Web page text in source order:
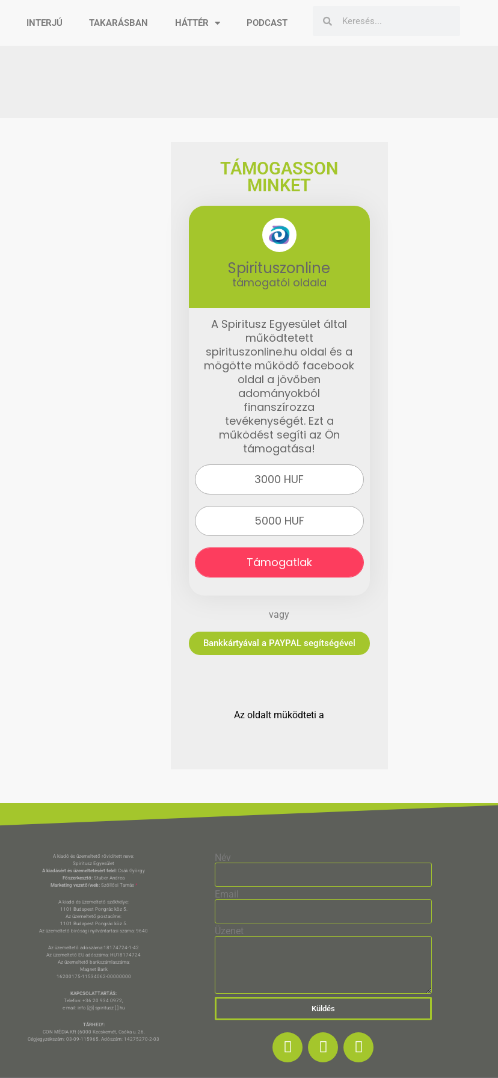
INTERJÚ TAKARÁSBAN HÁTTÉR PODCAST
TÁMOGASSON
MINKET
Spirituszonline
támogatói oldala
A Spiritusz Egyesület által
működtetett
spirituszonline.hu oldal és a
mögötte működő facebook
oldal a jövőben
adományokból
finanszírozza
tevékenységét. Ezt a
működést segíti az Ön
támogatása!
3000 HUF
5000 HUF
Támogatlak
vagy
Bankkártyával a PAYPAL segítségével
Az oldalt müködteti a
A kiadó és üzemeltető rövidített neve:
Spiritusz Egyesület
A kiadásért és üzemeltetésért felel: Csák György
Főszerkesztő: Stuber Andrea
Marketing vezető/web:Szöllősi Tamás *
A kiadó és üzemeltető székhelye:
1101 Budapest Pongrác köz 5.
Az üzemeltető postacíme:
1101 Budapest Pongrác köz 5.
Az üzemeltető bírósági nyilvántartási száma: 9640
Az üzemeltető adószáma:18174724-1-42
Az üzemeltető EU adószáma: HU18174724
Az üzemeltető bankszámlaszáma:
Magnet Bank
16200175-11534062-00000000
KAPCSOLATTARTÁS:
Telefon: +36 20 934 0972,
e-mail: info [@] spiritusz [.] hu
TÁRHELY:
CON MÉDIA Kft (6000 Kecskemét, Csóka u. 26.
Cégjegyzékszám: 03-09-115965. Adószám: 14275270-2-03
Név
Email
Üzenet
Küldés